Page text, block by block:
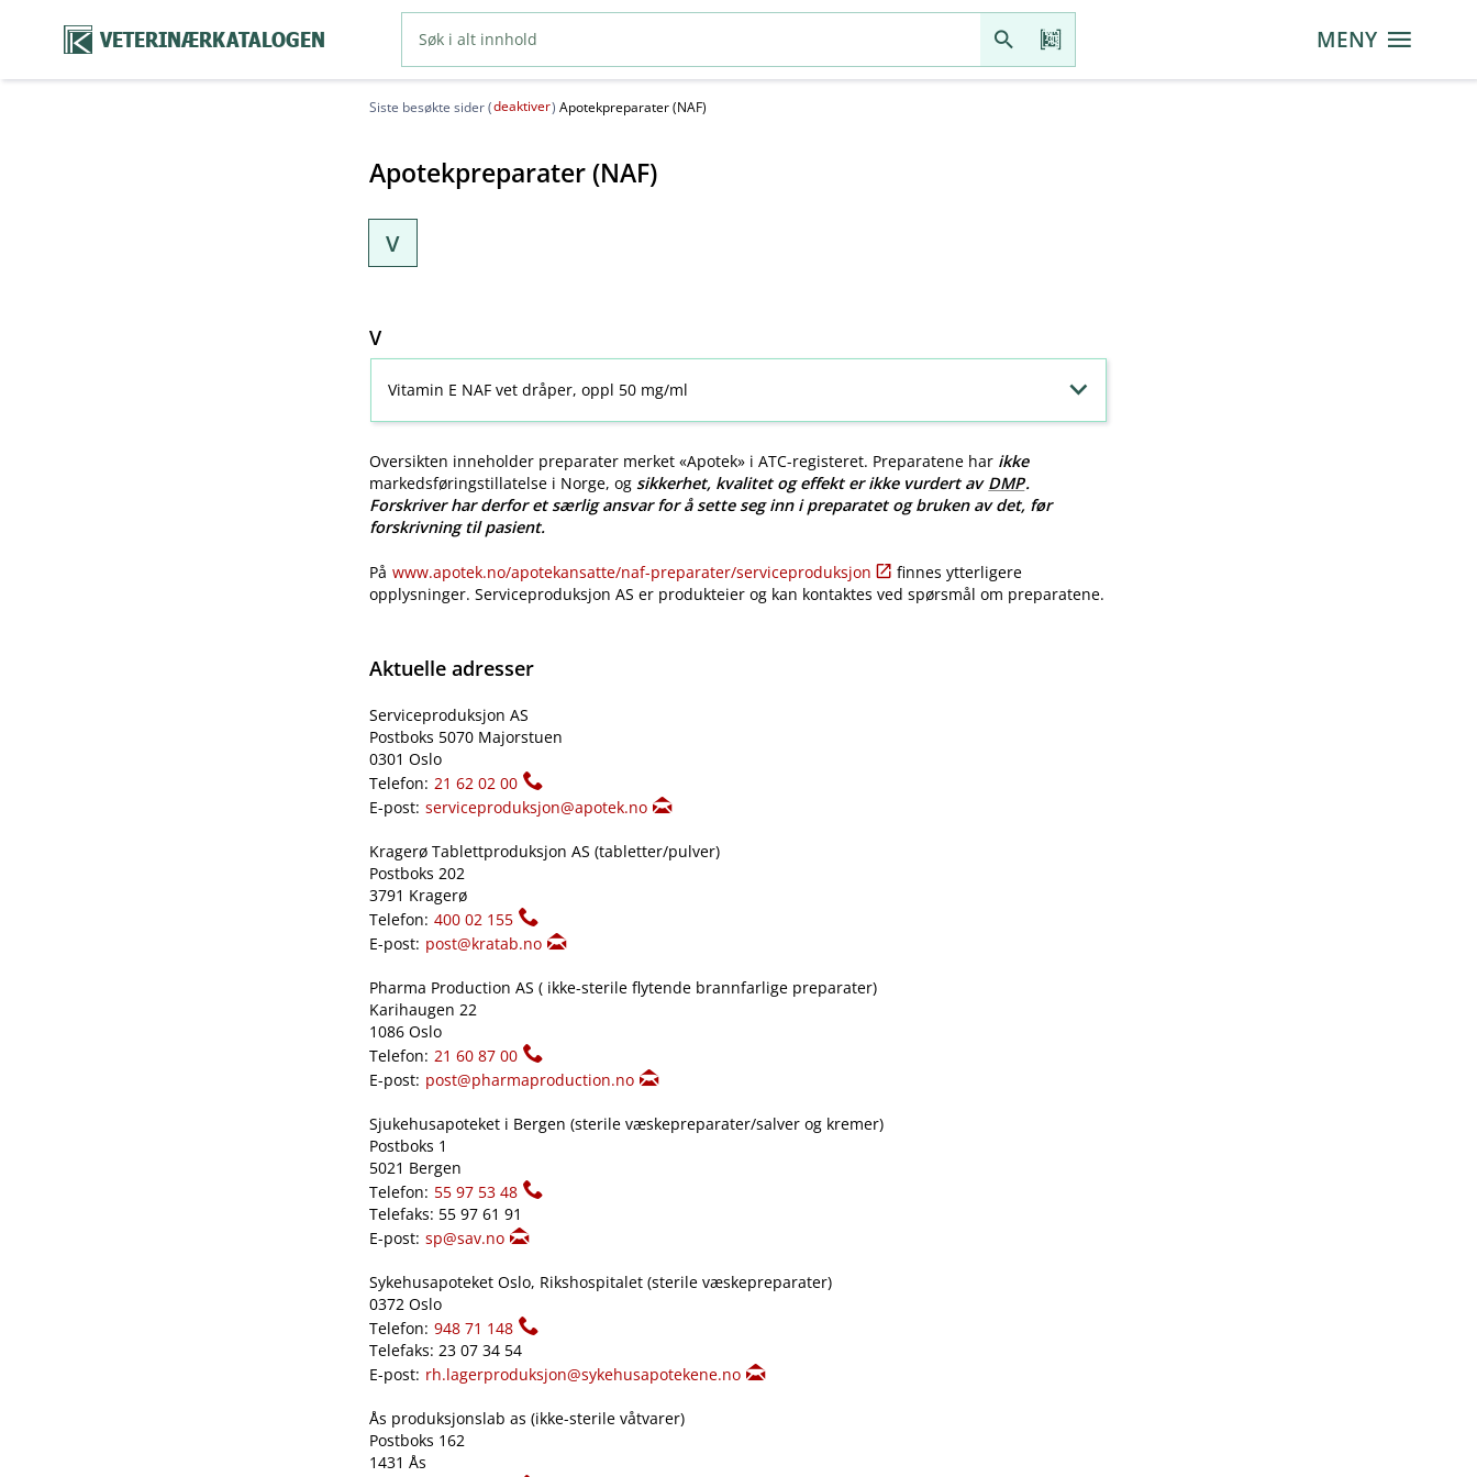
VETERINÆRKATALOGEN MENY
Siste besøkte sider (deaktiver) Apotekpreparater (NAF)
Apotekpreparater (NAF)
V
V
Vitamin E NAF vet dråper, oppl 50 mg/ml
Oversikten inneholder preparater merket «Apotek» i ATC-registeret. Preparatene har ikke
markedsføringstillatelse i Norge, ogsikkerhet, kvalitet og effekt er ikke vurdert av DMP.
Forskriver har derfor et særlig ansvar for å sette seg inn i preparatet og bruken av det, før
forskrivning til pasient.
På www.apotek.no​/​apotekansatte​/​naf-preparater​/​serviceproduksjon
finnes ytterligere
opplysninger. Serviceproduksjon AS er produkteier og kan kontaktes ved spørsmål om preparatene.
Aktuelle adresser
Serviceproduksjon AS
Postboks 5070 Majorstuen
0301 Oslo
Telefon: 21 62 02 00
E-post: serviceproduksjon@apotek.no
Kragerø Tablettproduksjon AS (tabletter​/​pulver)
Postboks 202
3791 Kragerø
Telefon: 400 02 155
E-post: post@kratab.no
Pharma Production AS ( ikke-sterile flytende brannfarlige preparater)
Karihaugen 22
1086 Oslo
Telefon: 21 60 87 00
E-post: post@pharmaproduction.no
Sjukehusapoteket i Bergen (sterile væskepreparater​/​salver og kremer)
Postboks 1
5021 Bergen
Telefon: 55 97 53 48
Telefaks: 55 97 61 91
E-post: sp@sav.no
Sykehusapoteket Oslo, Rikshospitalet (sterile væskepreparater)
0372 Oslo
Telefon: 948 71 148
Telefaks: 23 07 34 54
E-post: rh.lagerproduksjon@sykehusapotekene.no
Ås produksjonslab as (ikke-sterile våtvarer)
Postboks 162
1431 Ås